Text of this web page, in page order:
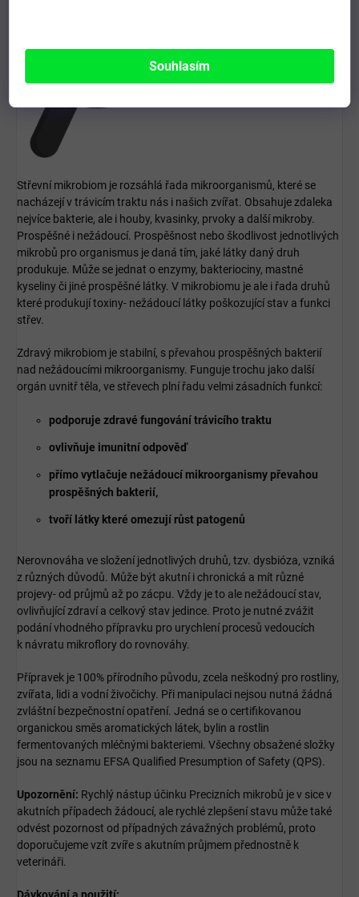
Souhlasím
Střevní mikrobiom je rozsáhlá řada mikroorganismů, které se
nacházejí v trávicím traktu nás i našich zvířat. Obsahuje zdaleka
nejvíce bakterie, ale i houby, kvasinky, prvoky a další mikroby.
Prospěšné i nežádoucí. Prospěšnost nebo škodlivost jednotlivých
mikrobů pro organismus je daná tím, jaké látky daný druh
produkuje. Může se jednat o enzymy, bakteriociny, mastné
kyseliny či jiné prospěšné látky. V mikrobiomu je ale i řada druhů
které produkují toxiny- nežádoucí látky poškozující stav a funkci
střev.
Zdravý mikrobiom je stabilní, s převahou prospěšných bakterií
nad nežádoucími mikroorganismy. Funguje trochu jako další
orgán uvnitř těla, ve střevech plní řadu velmi zásadních funkcí:
podporuje zdravé fungování trávicího traktu
ovlivňuje imunitní odpověď
přímo vytlačuje nežádoucí mikroorganismy převahou
prospěšných bakterií,
tvoří látky které omezují růst patogenů
Nerovnováha ve složení jednotlivých druhů, tzv. dysbióza, vzniká
z různých důvodů. Může být akutní i chronická a mít různé
projevy- od průjmů až po zácpu. Vždy je to ale nežádoucí stav,
ovlivňující zdraví a celkový stav jedince. Proto je nutné zvážit
podání vhodného přípravku pro urychlení procesů vedoucích
k návratu mikroflory do rovnováhy.
Přípravek je 100% přírodního původu, zcela neškodný pro rostliny,
zvířata, lidi a vodní živočichy. Při manipulaci nejsou nutná žádná
zvláštní bezpečnostní opatření. Jedná se o certifikovanou
organickou směs aromatických látek, bylin a rostlin
fermentovaných mléčnými bakteriemi. Všechny obsažené složky
jsou na seznamu EFSA Qualified Presumption of Safety (QPS).
Upozornění: Rychlý nástup účinku Precizních mikrobů je v sice v
akutních případech žádoucí, ale rychlé zlepšení stavu může také
odvést pozornost od případných závažných problémů, proto
doporučujeme vzít zvíře s akutním průjmem přednostně k
veterináři.
Dávkování a použití: